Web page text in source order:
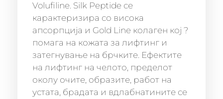
Volufiline. Silk Peptide се
карактеризира со висока
апсорпција и Gold Line колаген кој ?
помага на кожата за лифтинг и
затегнување на брчките. Ефектите
на лифтинг на челото, пределот
околу очите, образите, работ на
устата, брадата и вдлабнатините се